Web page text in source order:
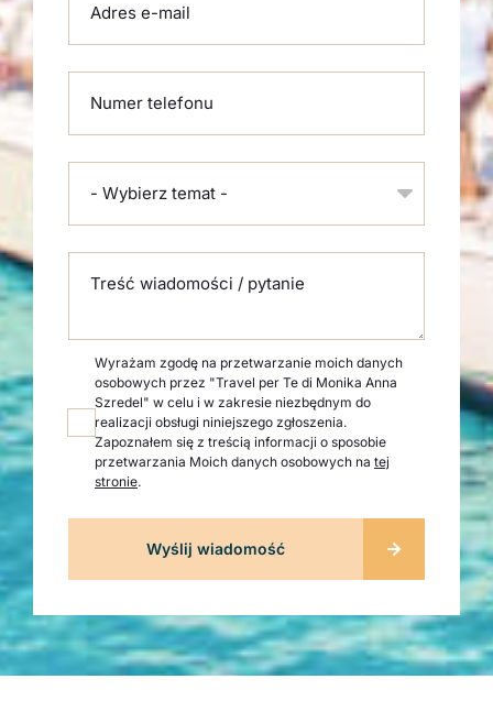
Adres e-mail
Numer telefonu
- Wybierz temat -
Treść wiadomości / pytanie
Wyrażam zgodę na przetwarzanie moich danych
osobowych przez "Travel per Te di Monika Anna
Szredel" w celu i w zakresie niezbędnym do
realizacji obsługi niniejszego zgłoszenia.
Zapoznałem się z treścią informacji o sposobie
przetwarzania Moich danych osobowych na tej
stronie.